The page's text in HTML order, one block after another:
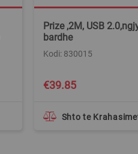
Prize ,2M, USB
bardhe
€39.85
Kodi: 830015
Shto te